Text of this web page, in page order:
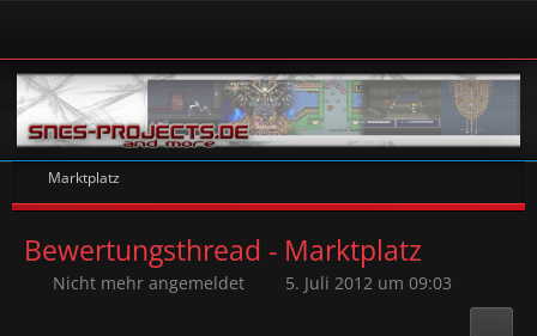
Marktplatz
Bewertungsthread - Marktplatz
Nicht mehr angemeldet 5. Juli 2012 um 09:03